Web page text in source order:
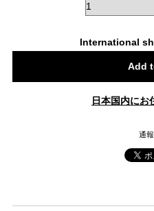
International
Add
日本国内にお
通